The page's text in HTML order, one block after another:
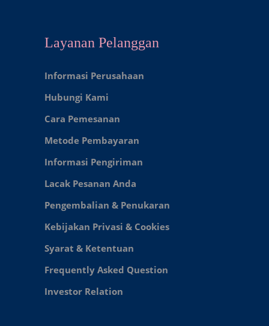
Layanan Pelanggan
Informasi Perusahaan
Hubungi Kami
Cara Pemesanan
Metode Pembayaran
Informasi Pengiriman
Lacak Pesanan Anda
Pengembalian & Penukaran
Kebijakan Privasi & Cookies
Syarat & Ketentuan
Frequently Asked Question
Investor Relation